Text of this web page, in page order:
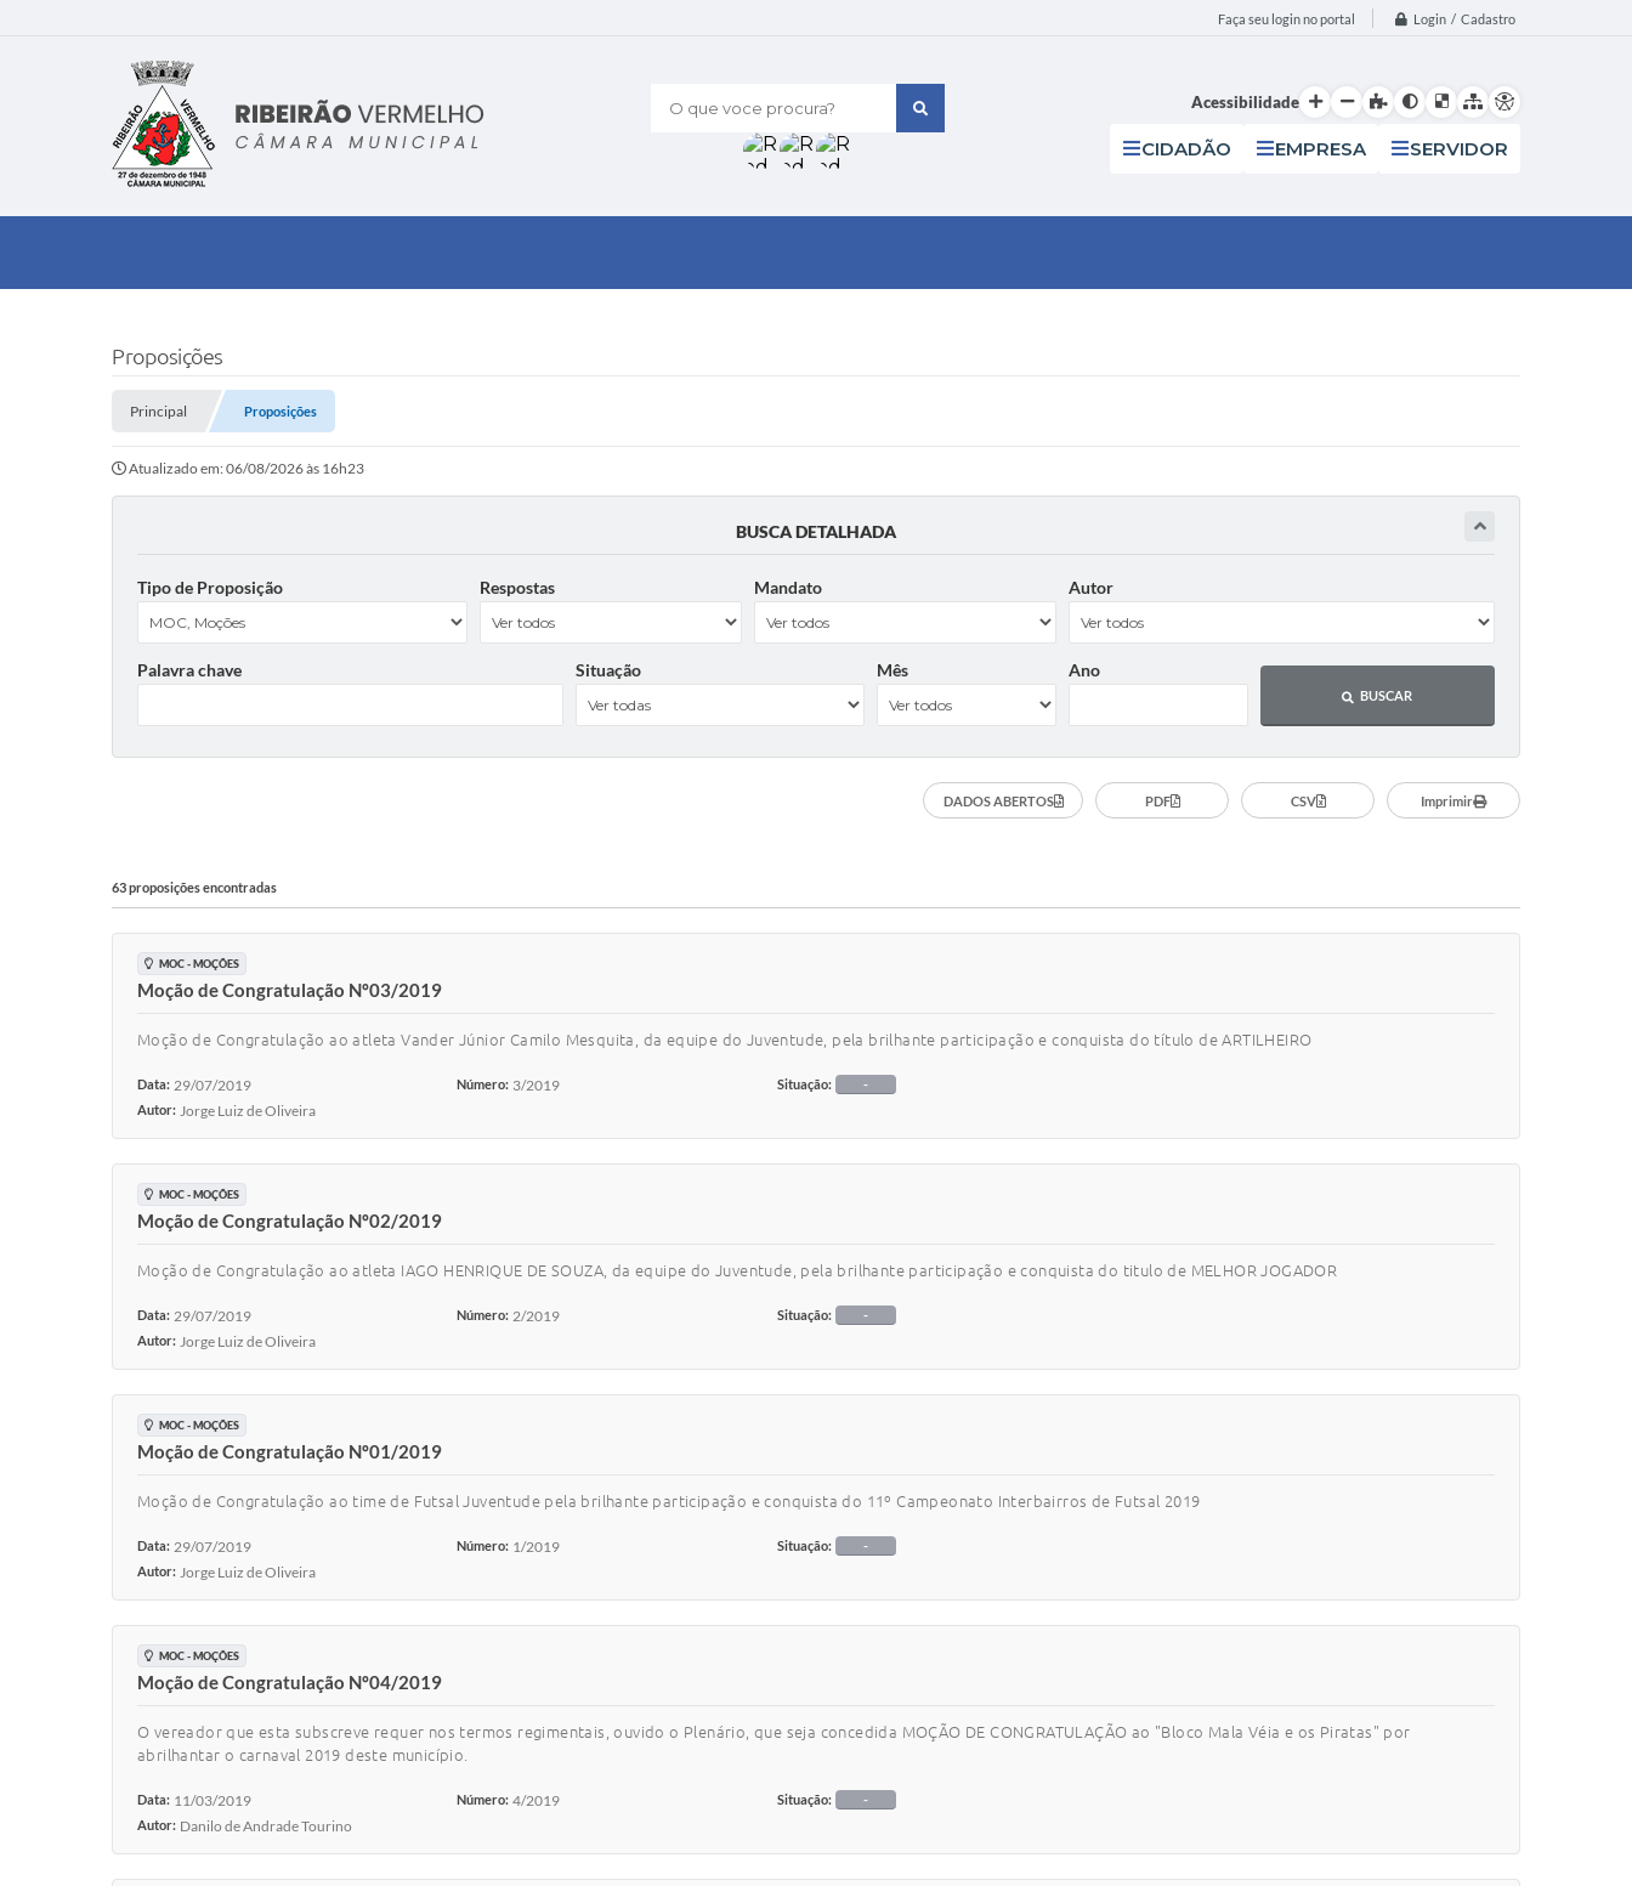
Faça seu login no portal Login / Cadastro
O que voce procura? Acessibilidade
CIDADÃO EMPRESA SERVIDOR
Proposições
Principal Proposições
Atualizado em: 06/08/2026 às 16h23
BUSCA DETALHADA
Tipo de Proposição Respostas Mandato Autor
Palavra chave Situação Mês Ano
BUSCAR
DADOS ABERTOS PDF CSV Imprimir
63 proposições encontradas
MOC - MOÇÕES
Moção de Congratulação Nº03/2019
Moção de Congratulação ao atleta Vander Júnior Camilo Mesquita, da equipe do Juventude, pela brilhante participação e conquista do título de ARTILHEIRO
Data: 29/07/2019 Número: 3/2019 Situação:
-
Autor: Jorge Luiz de Oliveira
MOC - MOÇÕES
Moção de Congratulação Nº02/2019
Moção de Congratulação ao atleta IAGO HENRIQUE DE SOUZA, da equipe do Juventude, pela brilhante participação e conquista do titulo de MELHOR JOGADOR
Data: 29/07/2019 Número: 2/2019 Situação:
-
Autor: Jorge Luiz de Oliveira
MOC - MOÇÕES
Moção de Congratulação Nº01/2019
Moção de Congratulação ao time de Futsal Juventude pela brilhante participação e conquista do 11º Campeonato Interbairros de Futsal 2019
Data: 29/07/2019 Número: 1/2019 Situação:
-
Autor: Jorge Luiz de Oliveira
MOC - MOÇÕES
Moção de Congratulação Nº04/2019
O vereador que esta subscreve requer nos termos regimentais, ouvido o Plenário, que seja concedida MOÇÃO DE CONGRATULAÇÃO ao "Bloco Mala Véia e os Piratas" por
abrilhantar o carnaval 2019 deste município.
Data: 11/03/2019 Número: 4/2019 Situação:
-
Autor: Danilo de Andrade Tourino